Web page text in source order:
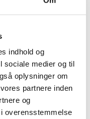
indhold og
sociale medier og til
oplysninger om
partnere inden
og
overensstemmelse
for at muliggøre